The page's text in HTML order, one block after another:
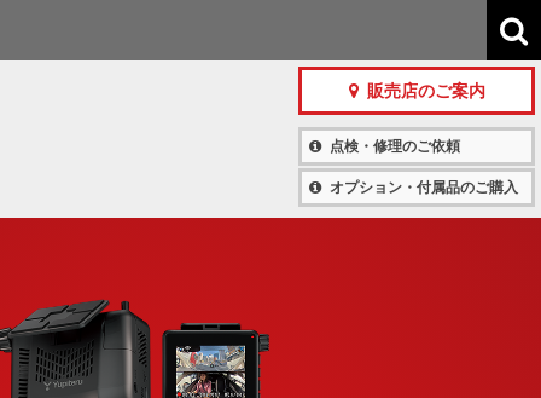
販売店のご案内
点検・修理のご依頼
オプション・付属品のご購入